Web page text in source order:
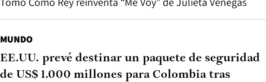
MUNDO
EE.UU. prevé destinar un paquete de seguridad
de US$ 1.000 millones para Colombia tras